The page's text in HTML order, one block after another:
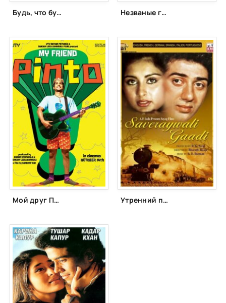
Будь, что будет (2006) Незваные гости (2011)
Мой друг Пинто (2011) Утренний поезд (1986)